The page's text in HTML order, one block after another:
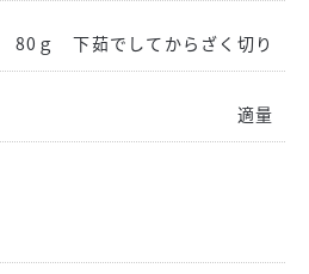
80ｇ 下茹でしてからざく切り
適量